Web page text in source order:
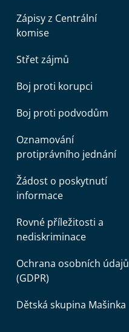
Zápisy z Centrální
komise
Střet zájmů
Boj proti korupci
Boj proti podvodům
Oznamování
protiprávního jednání
Žádost o poskytnutí
informace
Rovné příležitosti a
nediskriminace
Ochrana osobních údajů
(GDPR)
Dětská skupina Mašinka